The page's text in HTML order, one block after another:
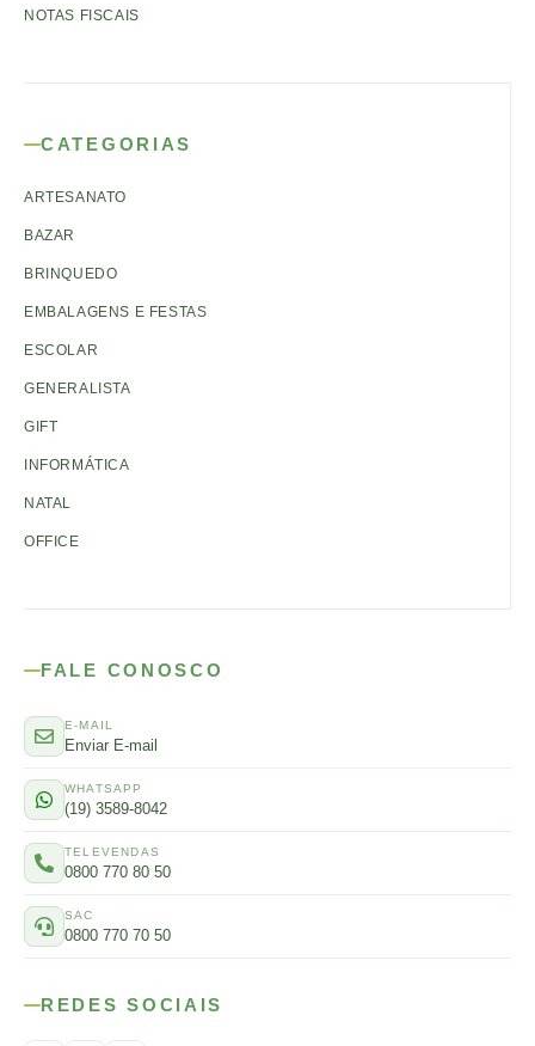
NOTAS FISCAIS
CATEGORIAS
ARTESANATO
BAZAR
BRINQUEDO
EMBALAGENS E FESTAS
ESCOLAR
GENERALISTA
GIFT
INFORMÁTICA
NATAL
OFFICE
FALE CONOSCO
E-MAIL
Enviar E-mail
WHATSAPP
(19) 3589-8042
TELEVENDAS
0800 770 80 50
SAC
0800 770 70 50
REDES SOCIAIS